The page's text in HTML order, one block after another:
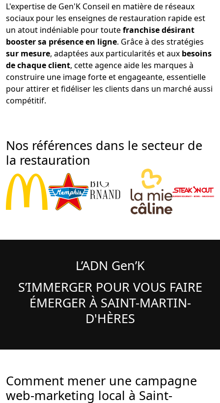
L'expertise de Gen'K Conseil en matière de réseaux
sociaux pour les enseignes de restauration rapide est
un atout indéniable pour toutefranchise désirant
booster sa présence en ligne. Grâce à des stratégies
sur mesure, adaptées aux particularités et aux besoins
de chaque client, cette agence aide les marques à
construire une image forte et engageante, essentielle
pour attirer et fidéliser les clients dans un marché aussi
compétitif.
Nos références dans le secteur de
la restauration
L’ADN Gen’K
S’IMMERGER POUR VOUS FAIRE
ÉMERGER À SAINT-MARTIN-
D'HÈRES
Comment mener une campagne
web-marketing local à Saint-